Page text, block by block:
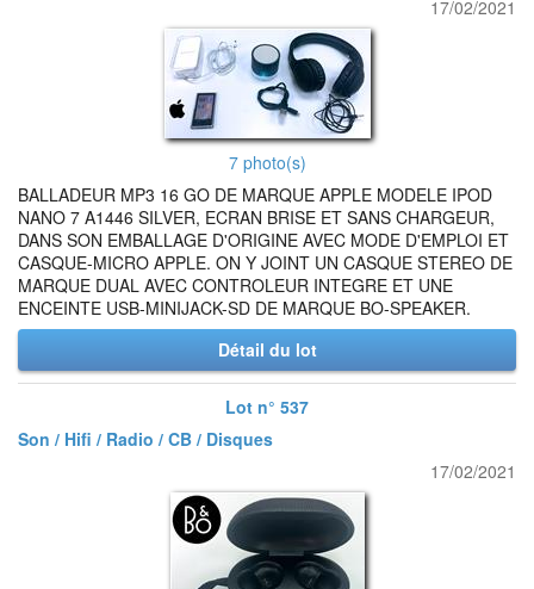
17/02/2021
7 photo(s)
BALLADEUR MP3 16 GO DE MARQUE APPLE MODELE IPOD
NANO 7 A1446 SILVER, ECRAN BRISE ET SANS CHARGEUR,
DANS SON EMBALLAGE D'ORIGINE AVEC MODE D'EMPLOI ET
CASQUE-MICRO APPLE. ON Y JOINT UN CASQUE STEREO DE
MARQUE DUAL AVEC CONTROLEUR INTEGRE ET UNE
ENCEINTE USB-MINIJACK-SD DE MARQUE BO-SPEAKER.
Détail du lot
Lot n° 537
Son / Hifi / Radio / CB / Disques
17/02/2021